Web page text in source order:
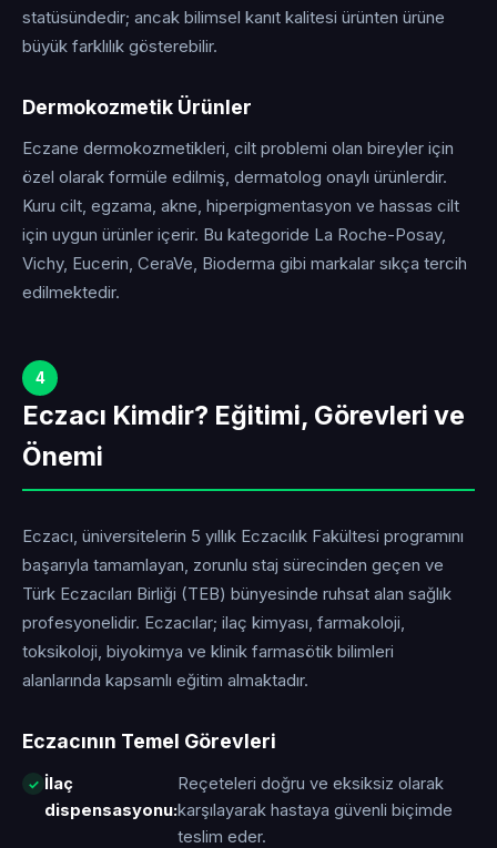
statüsündedir; ancak bilimsel kanıt kalitesi ürünten ürüne
büyük farklılık gösterebilir.
Dermokozmetik Ürünler
Eczane dermokozmetikleri, cilt problemi olan bireyler için
özel olarak formüle edilmiş, dermatolog onaylı ürünlerdir.
Kuru cilt, egzama, akne, hiperpigmentasyon ve hassas cilt
için uygun ürünler içerir. Bu kategoride La Roche-Posay,
Vichy, Eucerin, CeraVe, Bioderma gibi markalar sıkça tercih
edilmektedir.
4
Eczacı Kimdir? Eğitimi, Görevleri ve
Önemi
Eczacı, üniversitelerin 5 yıllık Eczacılık Fakültesi programını
başarıyla tamamlayan, zorunlu staj sürecinden geçen ve
Türk Eczacıları Birliği (TEB) bünyesinde ruhsat alan sağlık
profesyonelidir. Eczacılar; ilaç kimyası, farmakoloji,
toksikoloji, biyokimya ve klinik farmasötik bilimleri
alanlarında kapsamlı eğitim almaktadır.
Eczacının Temel Görevleri
İlaç
dispensasyonu:
Reçeteleri doğru ve eksiksiz olarak
karşılayarak hastaya güvenli biçimde
teslim eder.